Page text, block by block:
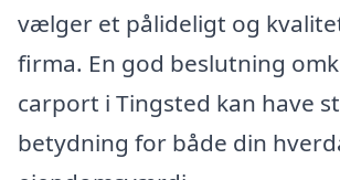
vælger et pålideligt og
firma. En god beslutning
carport i Tingsted kan have
betydning for både din